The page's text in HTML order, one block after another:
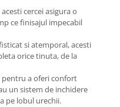
cercei asigura o
ce finisajul impecabil
si atemporal, acesti
orice tinuta, de la
pentru a oferi confort
un sistem de inchidere
pe lobul urechii.